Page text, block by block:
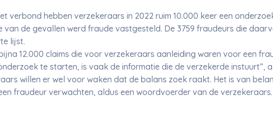
verbond hebben verzekeraars in 2022 ruim 10.000 keer een
van de gevallen werd fraude vastgesteld. De 3759 fraudeurs die
lijst.
12.000 claims die voor verzekeraars aanleiding waren voor een
te starten, is vaak de informatie die de verzekerde instuurt”,
willen er wel voor waken dat de balans zoek raakt. Het is van
fraudeur verwachten, aldus een woordvoerder van de verzekeraars.